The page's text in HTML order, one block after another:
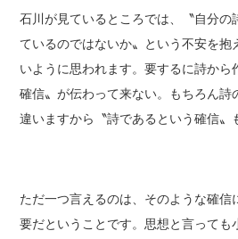
石川が見ているところでは、〝自分の
ているのではないか〟という不安を抱
いように思われます。要するに詩から
確信〟が伝わって来ない。もちろん詩
違いますから〝詩であるという確信〟
ただ一つ言えるのは、そのような確
要だということです。思想と言っても